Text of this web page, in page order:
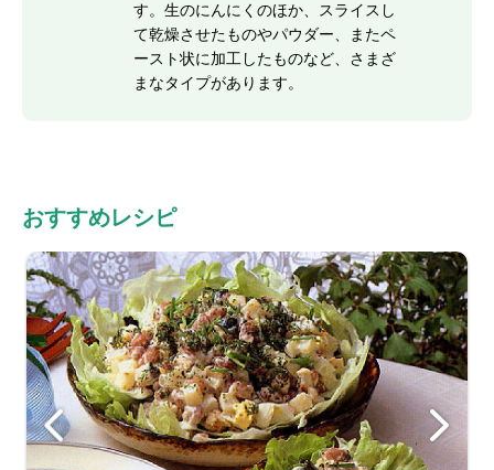
す。生のにんにくのほか、スライスし
て乾燥させたものやパウダー、またペ
ースト状に加工したものなど、さまざ
まなタイプがあります。
おすすめレシピ